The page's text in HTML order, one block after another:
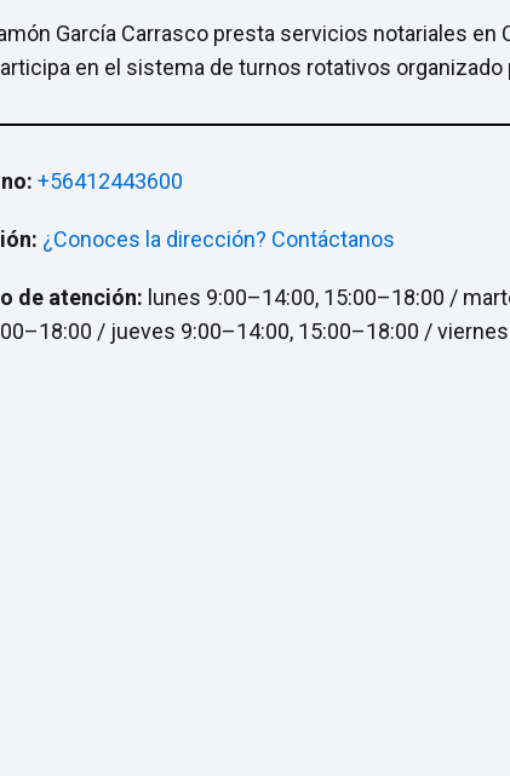
García Carrasco presta servicios notariales
en el sistema de turnos rotativos
+56412443600
¿Conoces la dirección? Contáctanos
de atención: lunes 9:00–14:00, 15:00–18:00 /
/ jueves 9:00–14:00, 15:00–18:00 /